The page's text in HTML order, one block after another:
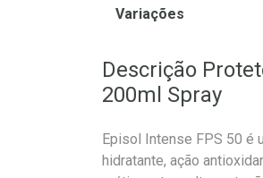
Variações
Descrição
200ml Spray
Episol Intense FPS 50 é
hidratante, ação